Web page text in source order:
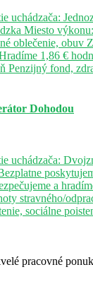
uchádzača:
Miesto
oblečenie, obuv
1,86 €
Penzijný fond,
Dohodou
uchádzača:
a
stravného/
sociálne
pracovné